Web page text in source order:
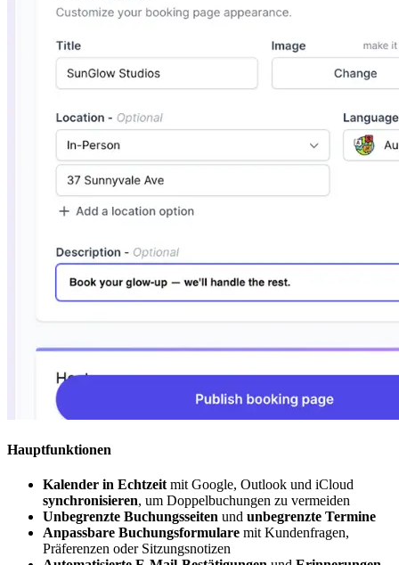
Hauptfunktionen
Kalender in Echtzeit mit Google, Outlook und iCloud
synchronisieren, um Doppelbuchungen zu vermeiden
Unbegrenzte Buchungsseiten und unbegrenzte Termine
Anpassbare Buchungsformulare mit Kundenfragen,
Präferenzen oder Sitzungsnotizen